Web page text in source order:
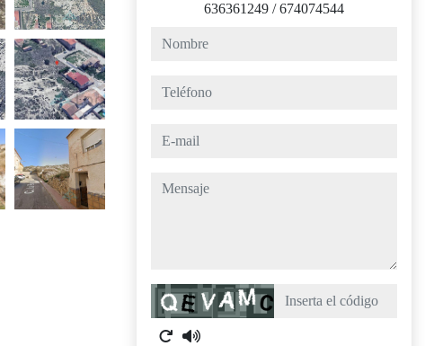
636361249 /674074544
nombre
teléfono
e-mail
mensaje
Captcha